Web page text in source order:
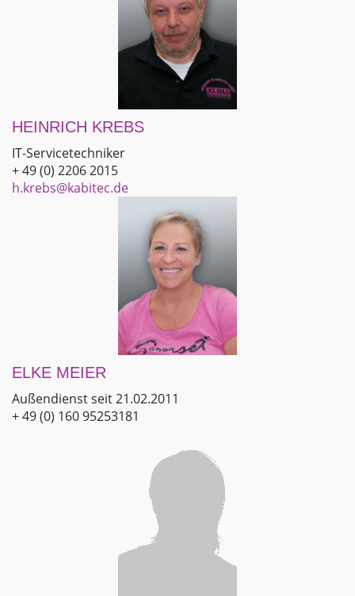
HEINRICH KREBS
IT-Servicetechniker
+ 49 (0) 2206 2015
h.krebs@kabitec.de
ELKE MEIER
Außendienst seit 21.02.2011
+ 49 (0) 160 95253181